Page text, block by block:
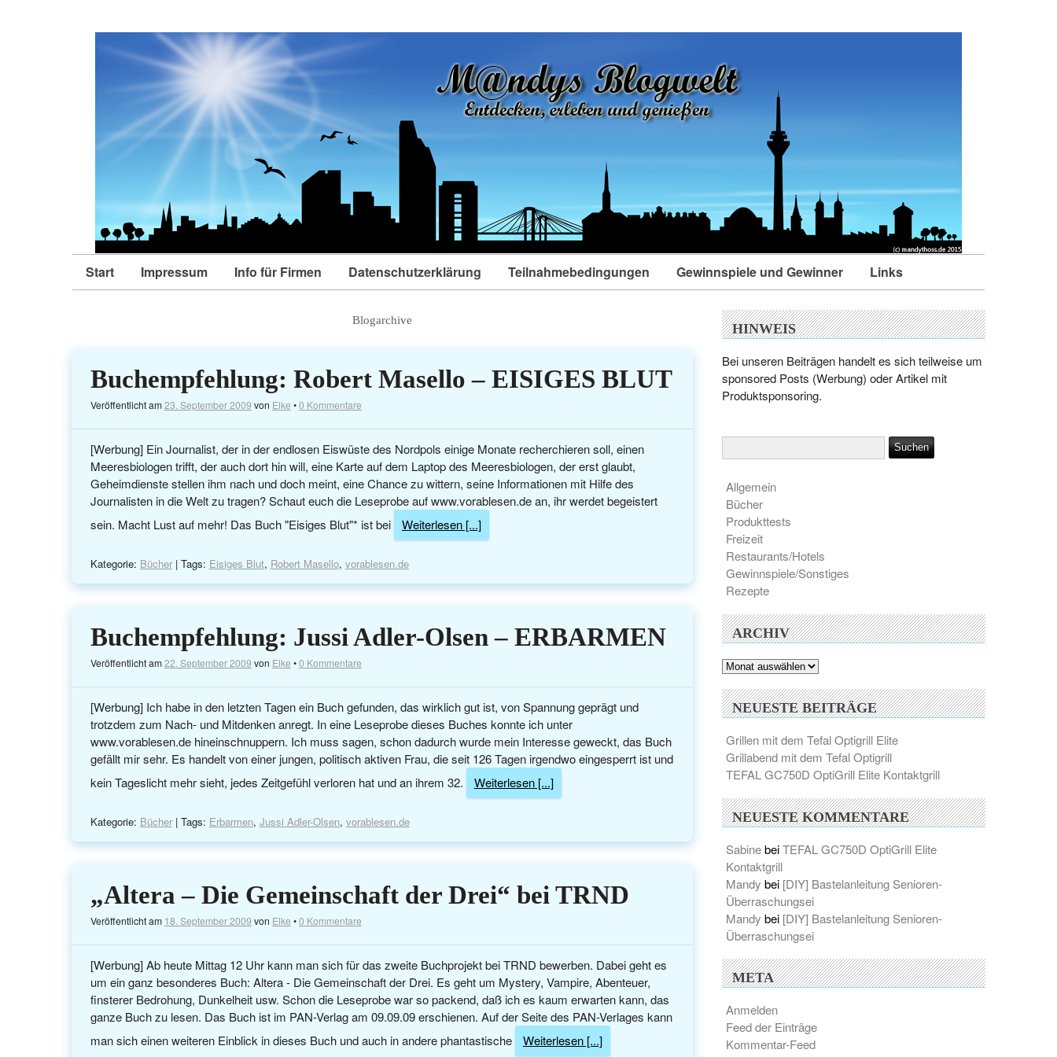
Start Impressum Info für Firmen Datenschutzerklärung Teilnahmebedingungen Gewinnspiele und Gewinner Links
Blogarchive
Buchempfehlung: Robert Masello – EISIGES BLUT
Veröffentlicht am23. September 2009 von Elke •0 Kommentare
[Werbung] Ein Journalist, der in der endlosen Eiswüste des Nordpols einige Monate recherchieren soll, einen
Meeresbiologen trifft, der auch dort hin will, eine Karte auf dem Laptop des Meeresbiologen, der erst glaubt,
Geheimdienste stellen ihm nach und doch meint, eine Chance zu wittern, seine Informationen mit Hilfe des
Journalisten in die Welt zu tragen? Schaut euch die Leseprobe auf www.vorablesen.de an, ihr werdet begeistert
sein. Macht Lust auf mehr! Das Buch "Eisiges Blut"* ist bei
Weiterlesen [...]
Kategorie: Bücher| Tags: Eisiges Blut, Robert Masello, vorablesen.de
Buchempfehlung: Jussi Adler-Olsen – ERBARMEN
Veröffentlicht am22. September 2009 von Elke •0 Kommentare
[Werbung] Ich habe in den letzten Tagen ein Buch gefunden, das wirklich gut ist, von Spannung geprägt und
trotzdem zum Nach- und Mitdenken anregt. In eine Leseprobe dieses Buches konnte ich unter
www.vorablesen.de hineinschnuppern. Ich muss sagen, schon dadurch wurde mein Interesse geweckt, das Buch
gefällt mir sehr. Es handelt von einer jungen, politisch aktiven Frau, die seit 126 Tagen irgendwo eingesperrt ist und
kein Tageslicht mehr sieht, jedes Zeitgefühl verloren hat und an ihrem 32.
Weiterlesen [...]
Kategorie: Bücher| Tags: Erbarmen, Jussi Adler-Olsen, vorablesen.de
„Altera – Die Gemeinschaft der Drei“ bei TRND
Veröffentlicht am 18. September 2009 von Elke •0 Kommentare
[Werbung] Ab heute Mittag 12 Uhr kann man sich für das zweite Buchprojekt bei TRND bewerben. Dabei geht es
um ein ganz besonderes Buch: Altera - Die Gemeinschaft der Drei. Es geht um Mystery, Vampire, Abenteuer,
finsterer Bedrohung, Dunkelheit usw. Schon die Leseprobe war so packend, daß ich es kaum erwarten kann, das
ganze Buch zu lesen. Das Buch ist im PAN-Verlag am 09.09.09 erschienen. Auf der Seite des PAN-Verlages kann
man sich einen weiteren Einblick in dieses Buch und auch in andere phantastische
Weiterlesen [...]
HINWEIS
Bei unseren Beiträgen handelt es sich teilweise um
sponsored Posts (Werbung) oder Artikel mit
Produktsponsoring.
Allgemein
Bücher
Produkttests
Freizeit
Restaurants/Hotels
Gewinnspiele/Sonstiges
Rezepte
ARCHIV
Archiv
NEUESTE BEITRÄGE
Grillen mit dem Tefal Optigrill Elite
Grillabend mit dem Tefal Optigrill
TEFAL GC750D OptiGrill Elite Kontaktgrill
NEUESTE KOMMENTARE
SabinebeiTEFAL GC750D OptiGrill Elite
Kontaktgrill
Mandy bei [DIY] Bastelanleitung Senioren-
Überraschungsei
Mandy bei [DIY] Bastelanleitung Senioren-
Überraschungsei
META
Anmelden
Feed der Einträge
Kommentar-Feed